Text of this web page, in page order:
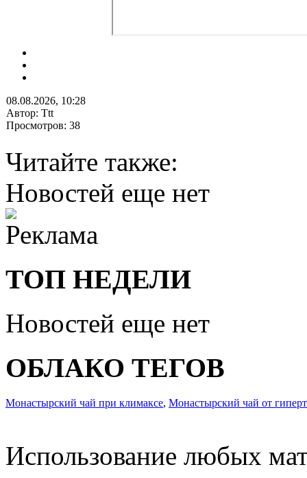
08.08.2026, 10:28
Автор: Ttt
Просмотров: 38
Читайте также:
Новостей еще нет
ТОП НЕДЕЛИ
Новостей еще нет
ОБЛАКО ТЕГОВ
Монастырский чай при климаксе, Монастырский чай от
Использование любых